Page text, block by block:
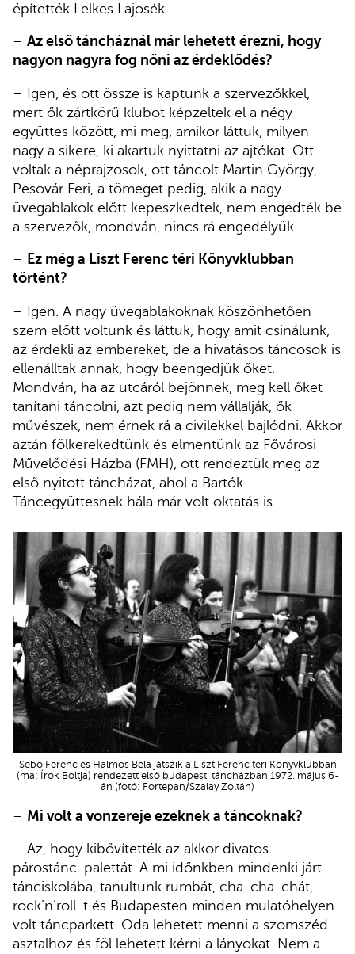
építették Lelkes Lajosék.
– Az első táncháznál már lehetett érezni, hogy
nagyon nagyra fog nőni az érdeklődés?
– Igen, és ott össze is kaptunk a szervezőkkel,
mert ők zártkörű klubot képzeltek el a négy
együttes között, mi meg, amikor láttuk, milyen
nagy a sikere, ki akartuk nyittatni az ajtókat. Ott
voltak a néprajzosok, ott táncolt Martin György,
Pesovár Feri, a tömeget pedig, akik a nagy
üvegablakok előtt kepeszkedtek, nem engedték be
a szervezők, mondván, nincs rá engedélyük.
– Ez még a Liszt Ferenc téri Könyvklubban
történt?
– Igen. A nagy üvegablakoknak köszönhetően
szem előtt voltunk és láttuk, hogy amit csinálunk,
az érdekli az embereket, de a hivatásos táncosok is
ellenálltak annak, hogy beengedjük őket.
Mondván, ha az utcáról bejönnek, meg kell őket
tanítani táncolni, azt pedig nem vállalják, ők
művészek, nem érnek rá a civilekkel bajlódni. Akkor
aztán fölkerekedtünk és elmentünk az Fővárosi
Művelődési Házba (FMH), ott rendeztük meg az
első nyitott táncházat, ahol a Bartók
Táncegyüttesnek hála már volt oktatás is.
Sebő Ferenc és Halmos Béla játszik a Liszt Ferenc téri Könyvklubban
(ma: Írok Boltja) rendezett első budapesti táncházban 1972. május 6-
án (fotó: Fortepan/Szalay Zoltán)
– Mi volt a vonzereje ezeknek a táncoknak?
– Az, hogy kibővítették az akkor divatos
párostánc-palettát. A mi időnkben mindenki járt
tánciskolába, tanultunk rumbát, cha-cha-chát,
rock’n’roll-t és Budapesten minden mulatóhelyen
volt táncparkett. Oda lehetett menni a szomszéd
asztalhoz és föl lehetett kérni a lányokat. Nem a